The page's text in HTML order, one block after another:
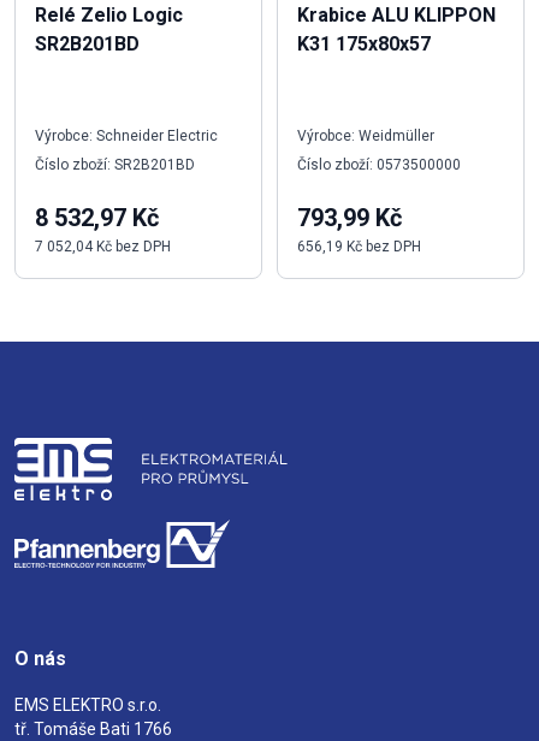
Relé Zelio Logic
SR2B201BD
Výrobce: Schneider Electric
Číslo zboží: SR2B201BD
8 532,97 Kč
7 052,04 Kč bez DPH
Krabice ALU KLIPPON
K31 175x80x57
Výrobce: Weidmüller
Číslo zboží: 0573500000
793,99 Kč
656,19 Kč bez DPH
O nás
EMS ELEKTRO s.r.o.
tř. Tomáše Bati 1766